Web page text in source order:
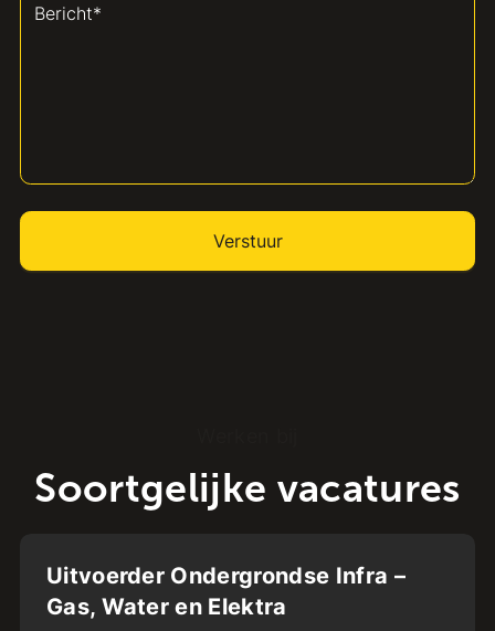
Soortgelijke vacatures
Deventer
MBO4
HBO
Uitvoerder Ondergrondse Infra –
Gas, Water en Elektra